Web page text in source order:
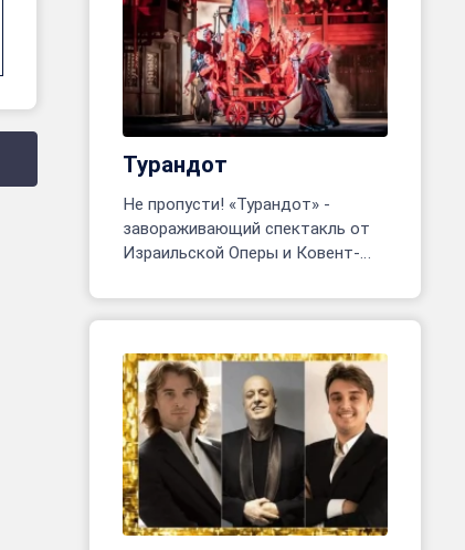
Турандот
Не пропусти! «Турандот» -
завораживающий спектакль от
Израильской Оперы и Ковент-
июля. Более 200 артистов на
сцене!